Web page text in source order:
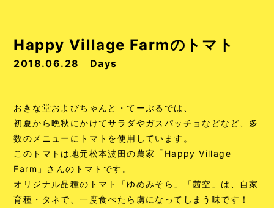
Happy Village Farmのトマト
2018.06.28 Days
おきな堂およびちゃんと・てーぶるでは、
初夏から晩秋にかけてサラダやガスパッチョなどなど、多
数のメニューにトマトを使用しています。
このトマトは地元松本波田の農家「Happy Village
Farm」さんのトマトです。
オリジナル品種のトマト「ゆめみそら」「茜空」は、自家
育種・タネで、一度食べたら虜になってしまう味です！